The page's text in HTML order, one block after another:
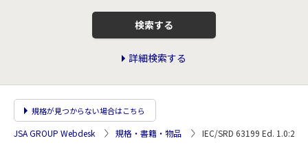
検索する
詳細検索する
JSA GROUP Webdesk 規格・書籍・物品 IEC/SRD 63199 Ed.
規格が見つからない場合はこちら